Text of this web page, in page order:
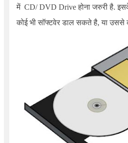
में CD/ DVD Drive होना जरुरी है.
कोई भी सॉफ्टवेर डाल सकते है, या उससे